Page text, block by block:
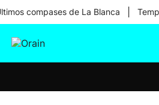
compases de La Blanca